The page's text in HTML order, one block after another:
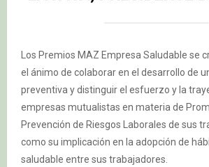
Los Premios MAZ Empresa Saludable se
el ánimo de colaborar en el desarrollo de
preventiva y distinguir el esfuerzo y la
empresas mutualistas en materia de
Prevención de Riesgos Laborales de sus
como su implicación en la adopción de
saludable entre sus trabajadores.